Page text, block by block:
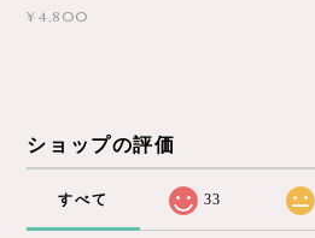
¥4,800
ショップの評価
すべて 33